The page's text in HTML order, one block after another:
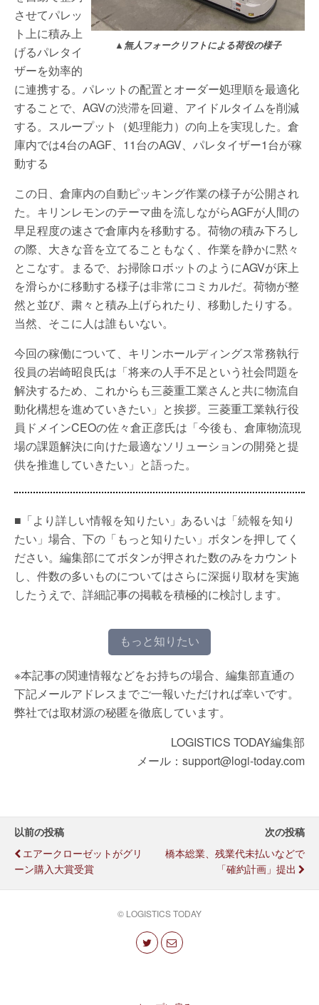
▲無人フォークリフトによる荷役の様子
させてパレッ
ト上に積み上
げるパレタイ
ザーを効率的
に連携する。パレットの配置とオーダー処理順を最適化
することで、AGVの渋滞を回避、アイドルタイムを削減
する。スループット（処理能力）の向上を実現した。倉
庫内では4台のAGF、11台のAGV、パレタイザー1台が稼
動する
この日、倉庫内の自動ピッキング作業の様子が公開され
た。キリンレモンのテーマ曲を流しながらAGFが人間の
早足程度の速さで倉庫内を移動する。荷物の積み下ろし
の際、大きな音を立てることもなく、作業を静かに黙々
とこなす。まるで、お掃除ロボットのようにAGVが床上
を滑らかに移動する様子は非常にコミカルだ。荷物が整
然と並び、粛々と積み上げられたり、移動したりする。
当然、そこに人は誰もいない。
今回の稼働について、キリンホールディングス常務執行
役員の岩崎昭良氏は「将来の人手不足という社会問題を
解決するため、これからも三菱重工業さんと共に物流自
動化構想を進めていきたい」と挨拶。三菱重工業執行役
員ドメインCEOの佐々倉正彦氏は「今後も、倉庫物流現
場の課題解決に向けた最適なソリューションの開発と提
供を推進していきたい」と語った。
■「より詳しい情報を知りたい」あるいは「続報を知り
たい」場合、下の「もっと知りたい」ボタンを押してく
ださい。編集部にてボタンが押された数のみをカウント
し、件数の多いものについてはさらに深掘り取材を実施
したうえで、詳細記事の掲載を積極的に検討します。
もっと知りたい
※本記事の関連情報などをお持ちの場合、編集部直通の
下記メールアドレスまでご一報いただければ幸いです。
弊社では取材源の秘匿を徹底しています。
LOGISTICS TODAY編集部
メール：support@logi-today.com
以前の投稿
エアークローゼットがグリ
ーン購入大賞受賞
次の投稿
橋本総業、残業代未払いなどで
「確約計画」提出
© LOGISTICS TODAY